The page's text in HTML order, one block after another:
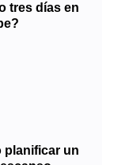
tres días en
planificar un